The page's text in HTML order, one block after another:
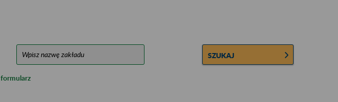
SZUKAJ
formularz